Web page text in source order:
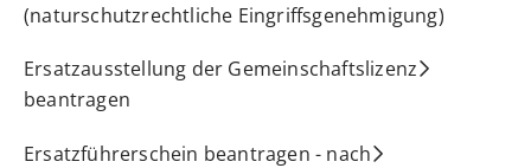
(naturschutzrechtliche Eingriffsgenehmigung)
Ersatzausstellung der Gemeinschaftslizenz
beantragen
Ersatzführerschein beantragen - nach